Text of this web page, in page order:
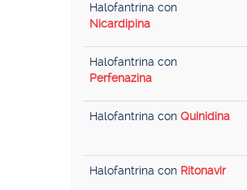
Halofantrina con
Nicardipina
Halofantrina con
Perfenazina
Halofantrina con Quinidina
Halofantrina con Ritonavir